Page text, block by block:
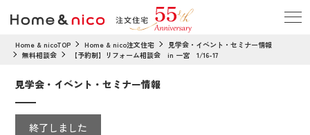
Home & nicoTOP Home & nico注文住宅
見学会・イベント・セミナー情報
無料相談会
【予約制】リフォーム相談会 in 一宮 1/16-17
見学会・イベント・セミナー情報
終了しました